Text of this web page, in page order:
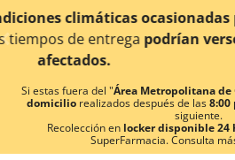
< div class="carousel-inner">
¡Ahora también en
conocer
Si estas fuera del "Área Metropolitana de
domicilio realizados después de las8:00
siguiente.
Recolección en locker disponible 24
SuperFarmacia. Consulta